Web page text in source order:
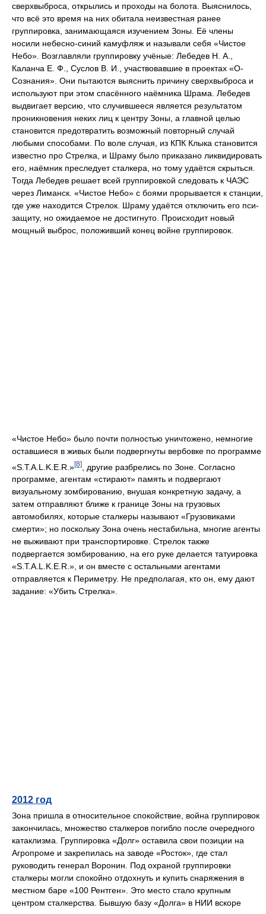
сверхвыброса, открылись и проходы на болота. Выяснилось,
что всё это время на них обитала неизвестная ранее
группировка, занимающаяся изучением Зоны. Её члены
носили небесно-синий камуфляж и называли себя «Чистое
Небо». Возглавляли группировку учёные: Лебедев Н. А.,
Каланча Е. Ф., Суслов В. И., участвовавшие в проектах «О-
Сознания». Они пытаются выяснить причину сверхвыброса и
используют при этом спасённого наёмника Шрама. Лебедев
выдвигает версию, что случившееся является результатом
проникновения неких лиц к центру Зоны, а главной целью
становится предотвратить возможный повторный случай
любыми способами. По воле случая, из КПК Клыка становится
известно про Стрелка, и Шраму было приказано ликвидировать
его, наёмник преследует сталкера, но тому удаётся скрыться.
Тогда Лебедев решает всей группировкой следовать к ЧАЭС
через Лиманск. «Чистое Небо» с боями прорывается к станции,
где уже находится Стрелок. Шраму удаётся отключить его пси-
защиту, но ожидаемое не достигнуто. Происходит новый
мощный выброс, положивший конец войне группировок.
«Чистое Небо» было почти полностью уничтожено, немногие
оставшиеся в живых были подвергнуты вербовке по программе
«S.T.A.L.K.E.R.»[8]
, другие разбрелись по Зоне. Согласно
программе, агентам «стирают» память и подвергают
визуальному зомбированию, внушая конкретную задачу, а
затем отправляют ближе к границе Зоны на грузовых
автомобилях, которые сталкеры называют «Грузовиками
смерти»; но поскольку Зона очень нестабильна, многие агенты
не выживают при транспортировке. Стрелок также
подвергается зомбированию, на его руке делается татуировка
«S.T.A.L.K.E.R.», и он вместе с остальными агентами
отправляется к Периметру. Не предполагая, кто он, ему дают
задание: «Убить Стрелка».
2012 год
Зона пришла в относительное спокойствие, война группировок
закончилась, множество сталкеров погибло после очередного
катаклизма. Группировка «Долг» оставила свои позиции на
Агропроме и закрепилась на заводе «Росток», где стал
руководить генерал Воронин. Под охраной группировки
сталкеры могли спокойно отдохнуть и купить снаряжения в
местном баре «100 Рентген». Это место стало крупным
центром сталкерства. Бывшую базу «Долга» в НИИ вскоре